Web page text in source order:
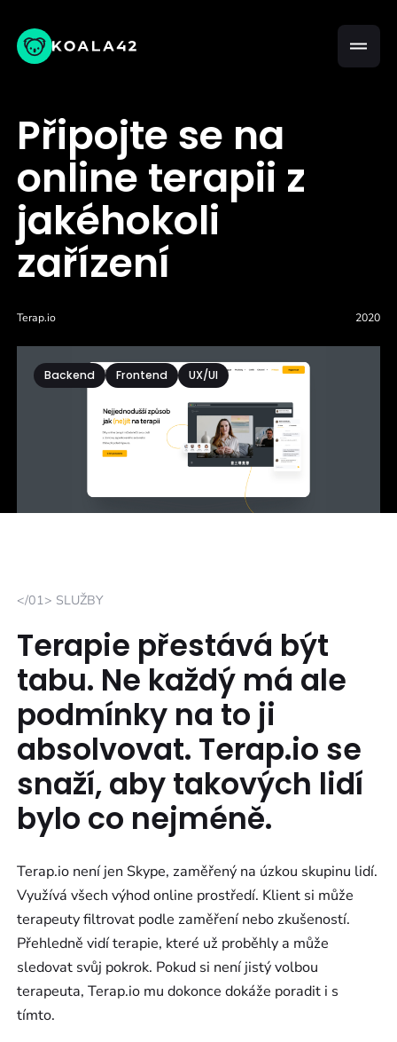
Připojte se na
online terapii z
jakéhokoli
zařízení
Terap.io 2020
Backend Frontend UX/UI
</01> SLUŽBY
Terapie přestává být
tabu. Ne každý má ale
podmínky na to ji
absolvovat. Terap.io se
snaží, aby takových lidí
bylo co nejméně.
Terap.io není jen Skype, zaměřený na úzkou skupinu lidí.
Využívá všech výhod online prostředí. Klient si může
terapeuty filtrovat podle zaměření nebo zkušeností.
Přehledně vidí terapie, které už proběhly a může
sledovat svůj pokrok. Pokud si není jistý volbou
terapeuta, Terap.io mu dokonce dokáže poradit i s
tímto.